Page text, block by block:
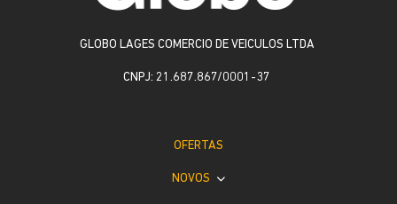
GLOBO LAGES COMERCIO DE VEICULOS LTDA
CNPJ: 21.687.867/0001-37
OFERTAS
NOVOS